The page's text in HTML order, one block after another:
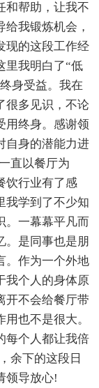
和帮助，让我不
我锻炼机会，
现的这段工作经
里我明白了“低
身受益。我在
很多见识，不论
用终身。感谢领
自身的潜能力进
直以餐厅为
饮行业有了感
我学到了不少知
。一幕幕平凡而
。是同事也是朋
。作为一个外地
我个人的身体原
开不会给餐厅带
也不是很大。
每个人都让我倍
余下的这段日
领导放心!